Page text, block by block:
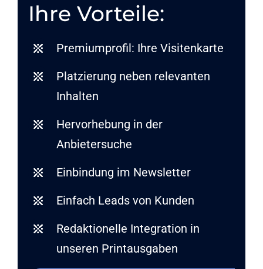
Ihre Vorteile:
Premiumprofil: Ihre Visitenkarte
Platzierung neben relevanten
Inhalten
Hervorhebung in der
Anbietersuche
Einbindung im Newsletter
Einfach Leads von Kunden
Redaktionelle Integration in
unseren Printausgaben